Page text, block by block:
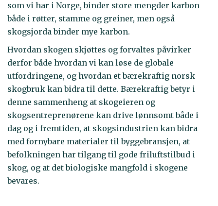
som vi har i Norge, binder store mengder karbon
både i røtter, stamme og greiner, men også
skogsjorda binder mye karbon.
Hvordan skogen skjøttes og forvaltes påvirker
derfor både hvordan vi kan løse de globale
utfordringene, og hvordan et bærekraftig norsk
skogbruk kan bidra til dette. Bærekraftig betyr i
denne sammenheng at skogeieren og
skogsentreprenørene kan drive lønnsomt både i
dag og i fremtiden, at skogsindustrien kan bidra
med fornybare materialer til byggebransjen, at
befolkningen har tilgang til gode friluftstilbud i
skog, og at det biologiske mangfold i skogene
bevares.